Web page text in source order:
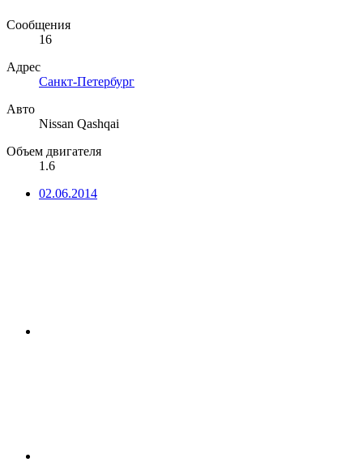
Сообщения
16
Адрес
Санкт-Петербург
Авто
Nissan Qashqai
Объем двигателя
1.6
02.06.2014